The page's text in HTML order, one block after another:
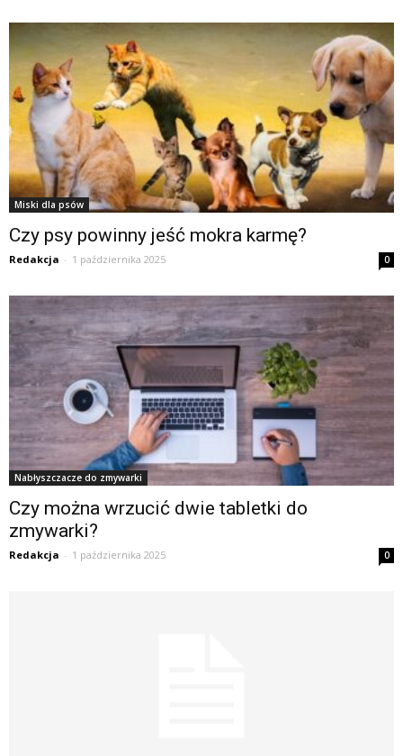
Miski dla psów
Czy psy powinny jeść mokra karmę?
Redakcja - 1 października 2025 0
Nabłyszczacze do zmywarki
Czy można wrzucić dwie tabletki do
zmywarki?
Redakcja - 1 października 2025 0